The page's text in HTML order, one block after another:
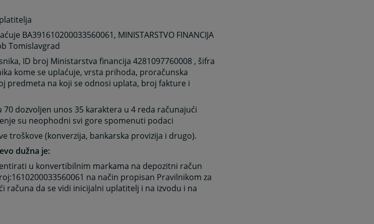
BA391610200033560061, MINISTARSTVO FINANCIJA
Tomislavgrad
ID broj Ministarstva financija 4281097760008 , šifra
kome se uplaćuje, vrsta prihoda, proračunska
predmeta na koji se odnosi uplata, broj fakture i
70 dozvoljen unos 35 karaktera u 4 reda računajući
su neophodni svi gore spomenuti podaci
troškove (konverzija, bankarska provizija i drugo).
dužna je:
u konvertibilnim markama na depozitni račun
na način propisan Pravilnikom za
računa da se vidi inicijalni uplatitelj i na izvodu i na